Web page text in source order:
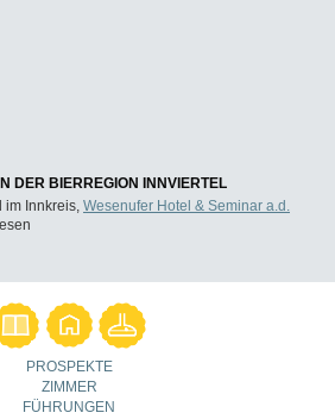
DER BIERREGION INNVIERTEL
im Innkreis, Wesenufer Hotel & Seminar a.d.
PROSPEKTE
ZIMMER
FÜHRUNGEN